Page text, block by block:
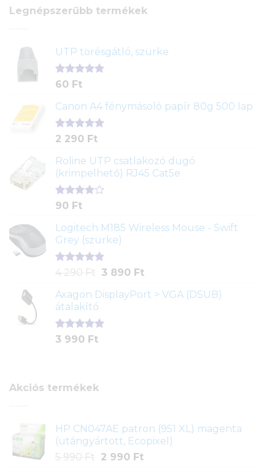
Legnépszerűbb termékek
UTP törésgátló, szürke
Értékelés
ből,
1
értékelés
alapján
60 Ft
Canon A4 fénymásoló papír 80g 500 lap
Értékelés
ből,
2
értékelés
alapján
2 290 Ft
Roline UTP csatlakozó dugó
(krimpelhető) RJ45 Cat5e
Értékelés
5-ből,
2
értékelés
alapján
90 Ft
Logitech M185 Wireless Mouse - Swift
Grey (szürke)
Értékelés
ből,
1
értékelés
alapján
4 290 Ft
Original
was:
290 Ft.
3 890 FtCurrent
is:
Axagon DisplayPort > VGA (DSUB)
átalakító
Értékelés
1
3 990 Ft
Akciós termékek
HP CN047AE patron (951 XL) magenta
(utángyártott, Ecopixel)
5 990 Ft
Original
2 990 FtCurrent